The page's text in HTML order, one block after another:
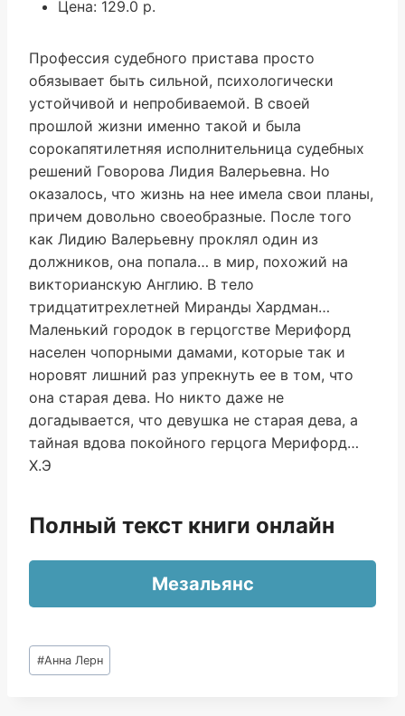
Цена: 129.0 р.
Профессия судебного пристава просто
обязывает быть сильной, психологически
устойчивой и непробиваемой. В своей
прошлой жизни именно такой и была
сорокапятилетняя исполнительница судебных
решений Говорова Лидия Валерьевна. Но
оказалось, что жизнь на нее имела свои планы,
причем довольно своеобразные. После того
как Лидию Валерьевну проклял один из
должников, она попала… в мир, похожий на
викторианскую Англию. В тело
тридцатитрехлетней Миранды Хардман…
Маленький городок в герцогстве Мерифорд
населен чопорными дамами, которые так и
норовят лишний раз упрекнуть ее в том, что
она старая дева. Но никто даже не
догадывается, что девушка не старая дева, а
тайная вдова покойного герцога Мерифорд…
Х.Э
Полный текст книги онлайн
Мезальянс
Метки
записи:
#Анна Лерн